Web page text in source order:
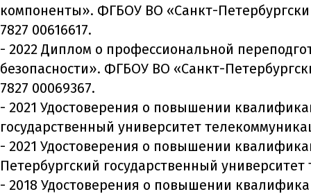
компоненты». ФГБОУ ВО «Санкт-
7827 00616617.
- 2022 Диплом о профессиональной
безопасности». ФГБОУ ВО «Санкт-
7827 00069367.
- 2021 Удостоверения о повышении
государственный университет
- 2021 Удостоверения о повышении
Петербургский государственный
- 2018 Удостоверения о повышении